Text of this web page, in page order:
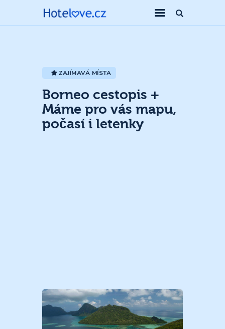
ZAJÍMAVÁ MÍSTA
Borneo cestopis +
Máme pro vás mapu,
počasí i letenky